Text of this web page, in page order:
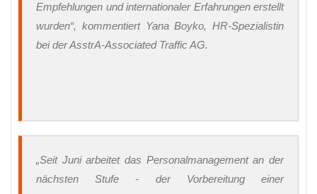
Empfehlungen und internationaler Erfahrungen erstellt
wurden“, kommentiert Yana Boyko, HR-Spezialistin
bei der AsstrA-Associated Traffic AG.
„Seit Juni arbeitet das Personalmanagement an der
nächsten Stufe - der Vorbereitung einer